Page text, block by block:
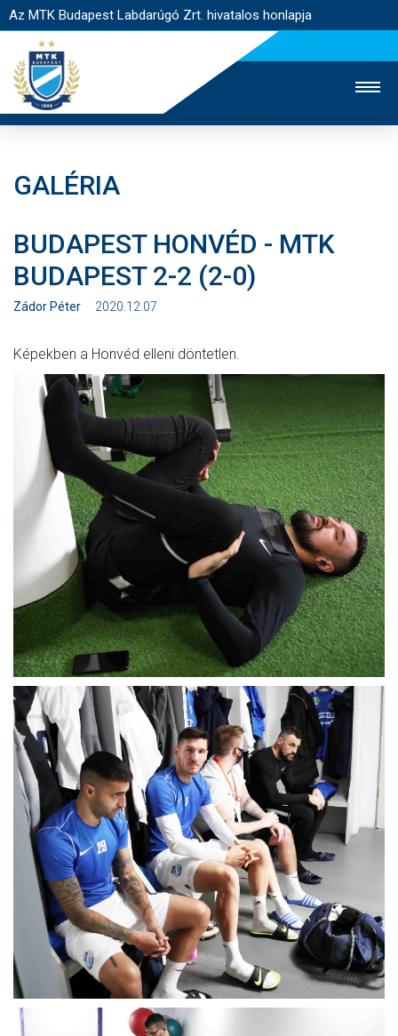
Az MTK Budapest Labdarúgó Zrt. hivatalos honlapja
JEGYÉRTÉKESÍTÉS
WEBSHOP
STADION
EGYESÜLET
KAPCSOLAT
HÍREK
CSAPATOK
MÉRKŐZÉSEK
KLUB
GALÉRIA
SZURKOLÓI ÉLMÉNYEK
AKKREDITÁCIÓ
GALÉRIA
BUDAPEST HONVÉD - MTK
BUDAPEST 2-2 (2-0)
Zádor Péter 2020.12.07
Képekben a Honvéd elleni döntetlen.